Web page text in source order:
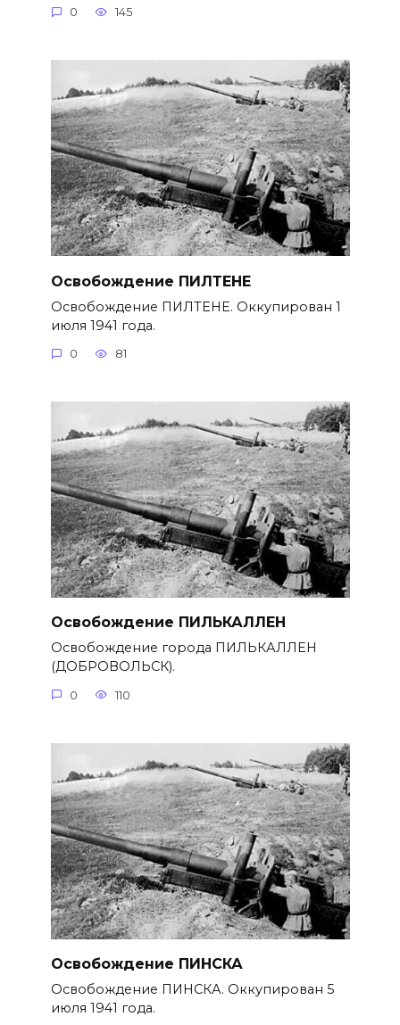
0 145
Освобождение ПИЛТЕНЕ
Освобождение ПИЛТЕНЕ. Оккупирован 1
июля 1941 года.
0 81
Освобождение ПИЛЬКАЛЛЕН
Освобождение города ПИЛЬКАЛЛЕН
(ДОБРОВОЛЬСК).
0 110
Освобождение ПИНСКА
Освобождение ПИНСКА. Оккупирован 5
июля 1941 года.